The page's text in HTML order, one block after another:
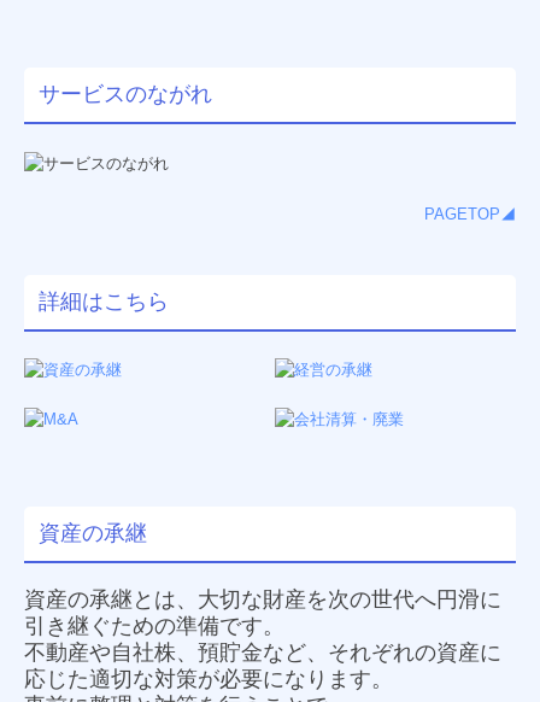
サービスのながれ
PAGETOP◢
詳細はこちら
資産の承継
資産の承継とは、大切な財産を次の世代へ円滑に
引き継ぐための準備です。
不動産や自社株、預貯金など、それぞれの資産に
応じた適切な対策が必要になります。